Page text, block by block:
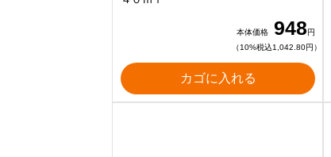
本体価格 948円
（10%税込1,042.80円）
カゴに入れる